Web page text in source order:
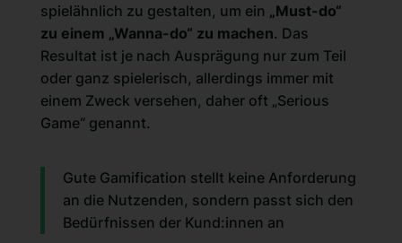
spielähnlich zu gestalten, um ein „Must-do“
zu einem „Wanna-do“ zu machen. Das
Resultat ist je nach Ausprägung nur zum Teil
oder ganz spielerisch, allerdings immer mit
einem Zweck versehen, daher oft „Serious
Game“ genannt.
Gute Gamification stellt keine Anforderung
an die Nutzenden, sondern passt sich den
Bedürfnissen der Kund:innen an